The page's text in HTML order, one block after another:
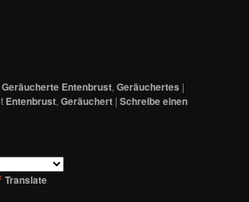
Geräucherte Entenbrust,Geräuchertes |
Entenbrust,Geräuchert |Schreibe einen
Translate